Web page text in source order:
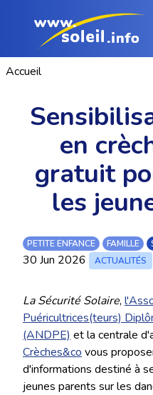
Accueil
en
gratuit
les
PETITE ENFANCE FAMILLE
30 Jun 2026 ACTUALITÉS
La Sécurité Solaire,
Puéricultrices(teurs)
(ANDPE) et la centrale
Crèches&co vous
d'informations destiné à
jeunes parents sur les